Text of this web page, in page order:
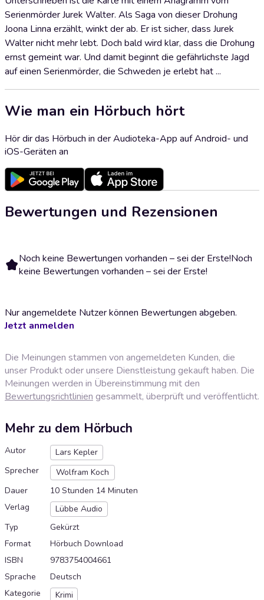
Serienmörder Jurek Walter. Als Saga von dieser Drohung
Joona Linna erzählt, winkt der ab. Er ist sicher, dass Jurek
Walter nicht mehr lebt. Doch bald wird klar, dass die Drohung
ernst gemeint war. Und damit beginnt die gefährlichste Jagd
auf einen Serienmörder, die Schweden je erlebt hat ...
Wie man ein Hörbuch hört
Hör dir das Hörbuch in der Audioteka-App auf Android- und
iOS-Geräten an
Bewertungen und Rezensionen
Noch keine Bewertungen vorhanden – sei der Erste!Noch
keine Bewertungen vorhanden – sei der Erste!
Nur angemeldete Nutzer können Bewertungen abgeben.
Jetzt anmelden
Die Meinungen stammen von angemeldeten Kunden, die
unser Produkt oder unsere Dienstleistung gekauft haben. Die
Meinungen werden in Übereinstimmung mit den
Bewertungsrichtlinien gesammelt, überprüft und veröffentlicht.
Mehr zu dem Hörbuch
Autor
Lars Kepler
Sprecher
Wolfram Koch
Dauer
10 Stunden 14 Minuten
Verlag
Lübbe Audio
Typ
Gekürzt
Format
Hörbuch Download
ISBN
9783754004661
Sprache
Deutsch
Kategorie
Krimi